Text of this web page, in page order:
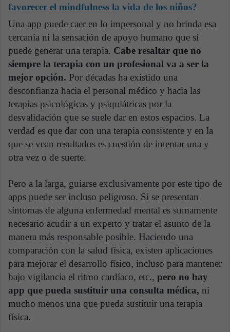
favorecer el mindfulness la vida de los niños?
Una app puede caer en lo impersonal y no brinda esa
cercanía ni la sensación de apoyo humano que sí
puede generar una terapia. Cabe resaltar que no
siempre la terapia con un profesional va a ser la
mejor opción. Por décadas ha existido una
desconfianza hacia el personal médico y hacia las
terapias psicológicas y psiquiátricas por la
desvalidación que se suele dar en estos espacios. La
verdad es que dar con una terapia consistente y en la
que se vean resultados es cuestión de intentar una y
otra vez o de suerte.
Pero a la larga, guiarse exclusivamente por este tipo de
apps puede ser incluso peligroso. Si se presentan
síntomas de alguna enfermedad mental es sumamente
necesario acudir a un experto y tratar el asunto de la
manera más responsable posible. Haciendo una
comparación con la salud física, existen aplicaciones
para mejorar el desarrollo físico, incluso para mantener
bajo vigilancia el ritmo cardíaco, etc., pero no hay
app que pueda sustituir una consulta médica, ni
mucho menos una que pueda sustituir una terapia
física.